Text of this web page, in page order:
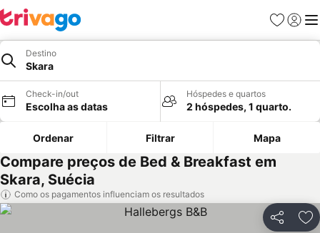
Favoritos
Iniciar
Destino
Skara
Check-in/out
Escolha as datas
Hóspedes e quartos
2 hóspedes, 1 quarto.
Ordenar Filtrar Mapa
Compare preços de Bed & Breakfast em
Skara, Suécia
Como os pagamentos influenciam os resultados
Partilhar